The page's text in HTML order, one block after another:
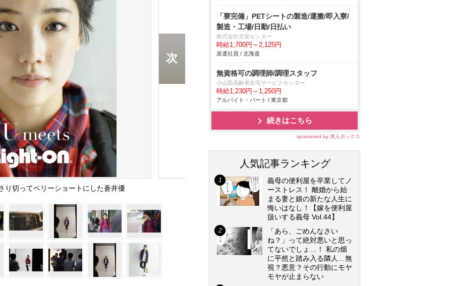
り切ってベリーショートにした蒼井優
「寮完備」PETシートの製造/運搬/即入寮/
製造・工場/日勤/日払い
株式会社京栄センター
時給1,700円～2,125円
派遣社員 / 北海道
無資格可の調理師/調理スタッフ
小山田高齢者在宅サービスセンター
時給1,230円～1,250円
アルバイト・パート / 東京都
続きはこちら
sponsored by 求人ボックス
人気記事ランキング
義母の便利屋を卒業してノ
ーストレス！ 離婚から始
まる妻と娘の新たな人生に
悔いはなし！【嫁を便利屋
扱いする義母 Vol.44】
「あら、ごめんなさい
ね？」って絶対悪いと思っ
てないでしょ…！ 私の畑
に平然と踏み入る隣人…無
視？悪意？その行動にモヤ
モヤが止まらない